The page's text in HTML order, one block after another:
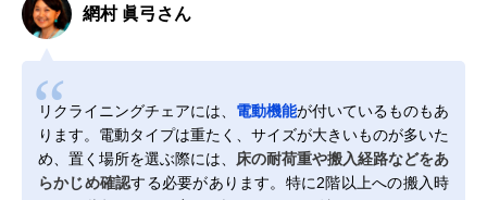
網村 眞弓さん
リクライニングチェアには、 電動機能が付いているものもあ
ります。電動タイプは重たく、サイズが大きいものが多いた
め、置く場所を選ぶ際には、 床の耐荷重や搬入経路などをあ
らかじめ確認する必要があります。特に2階以上への搬入時